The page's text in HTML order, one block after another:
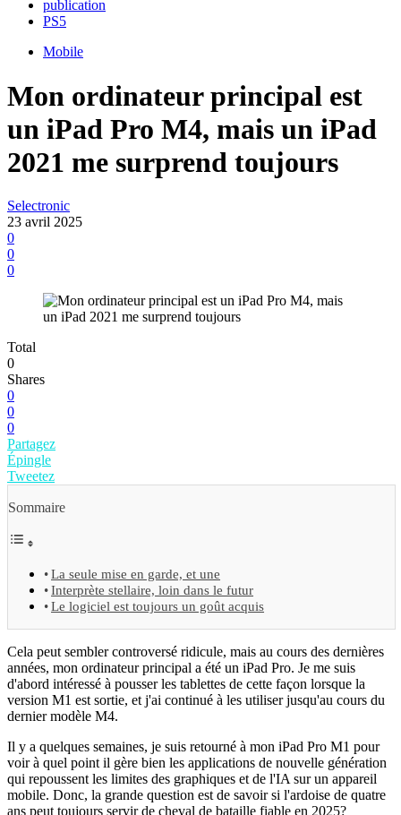
publication
PS5
Mobile
Mon ordinateur principal est
un iPad Pro M4, mais un iPad
2021 me surprend toujours
Selectronic
23 avril 2025
0
0
0
Total
0
Shares
0
0
0
Partagez
Épingle
Tweetez
Sommaire
La seule mise en garde, et une
Interprète stellaire, loin dans le futur
Le logiciel est toujours un goût acquis
Cela peut sembler controversé ridicule, mais au cours des dernières
années, mon ordinateur principal a été un iPad Pro. Je me suis
d'abord intéressé à pousser les tablettes de cette façon lorsque la
version M1 est sortie, et j'ai continué à les utiliser jusqu'au cours du
dernier modèle M4.
Il y a quelques semaines, je suis retourné à mon iPad Pro M1 pour
voir à quel point il gère bien les applications de nouvelle génération
qui repoussent les limites des graphiques et de l'IA sur un appareil
mobile. Donc, la grande question est de savoir si l'ardoise de quatre
ans peut toujours servir de cheval de bataille fiable en 2025?